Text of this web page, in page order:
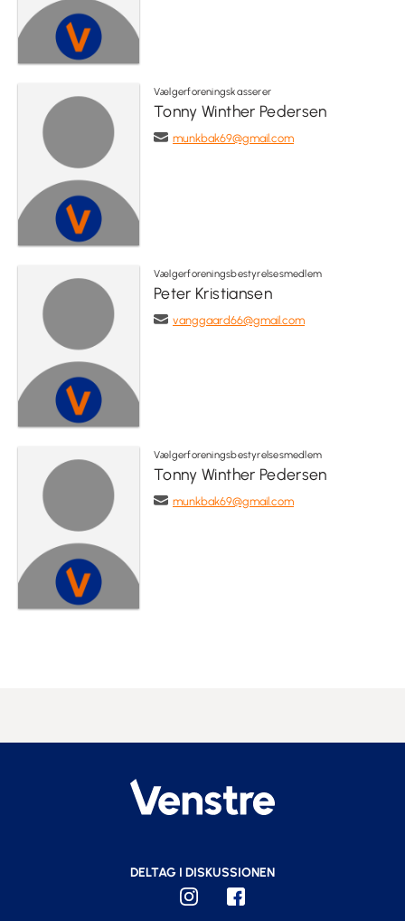
Vælgerforeningskasserer
Tonny Winther Pedersen
munkbak69@gmail.com
Vælgerforeningsbestyrelsesmedlem
Peter Kristiansen
vanggaard66@gmail.com
Vælgerforeningsbestyrelsesmedlem
Tonny Winther Pedersen
munkbak69@gmail.com
DELTAG I DISKUSSIONEN